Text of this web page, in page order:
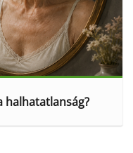
halhatatlanság?